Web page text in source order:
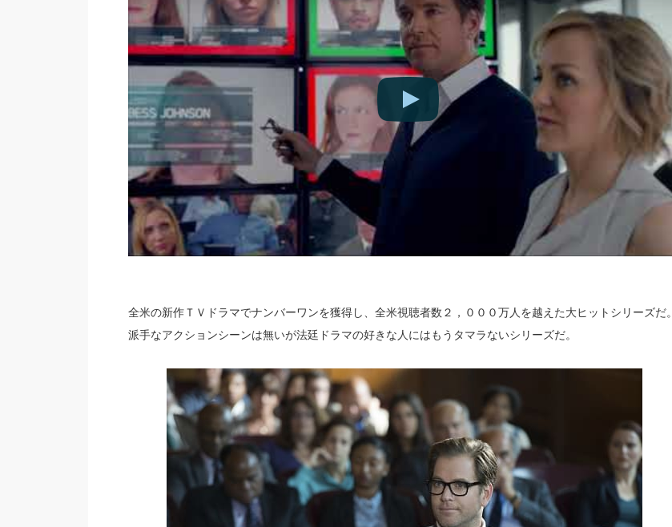
全米の新作ＴＶドラマでナンバーワンを獲得し、全米視聴者数２，０００万人を越えた大ヒットシリーズだ。
派手なアクションシーンは無いが法廷ドラマの好きな人にはもうタマラないシリーズだ。